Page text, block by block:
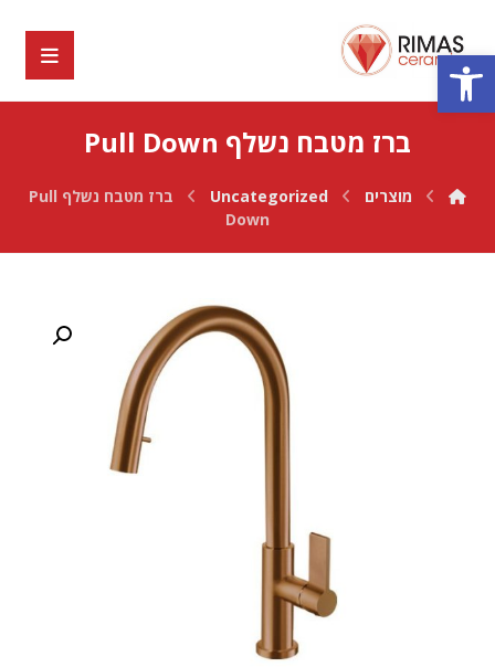
פתח סרגל נגישות
ברז מטבח נשלף Pull Down
מוצרים Uncategorized
ברז מטבח נשלף Pull
Down